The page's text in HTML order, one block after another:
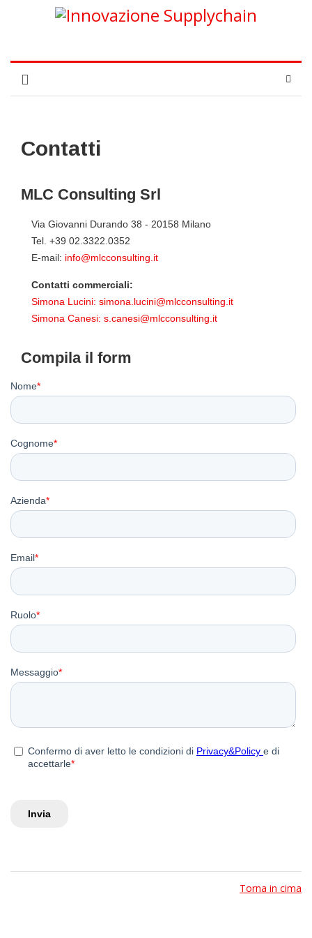
Contatti
MLC Consulting Srl
Via Giovanni Durando 38 - 20158 Milano
Tel. +39 02.3322.0352
E-mail: info@mlcconsulting.it
Contatti commerciali:
Simona Lucini: simona.lucini@mlcconsulting.it
Simona Canesi: s.canesi@mlcconsulting.it
Compila il form
Torna in cima